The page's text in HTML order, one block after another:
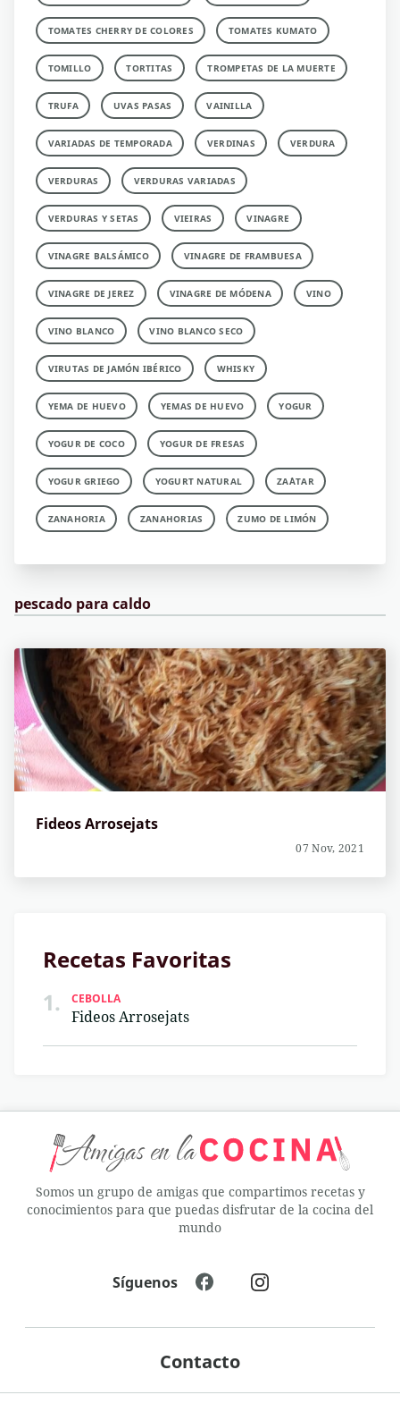
TOMATES CHERRY DE COLORES TOMATES KUMATO
TOMILLO TORTITAS TROMPETAS DE LA MUERTE
TRUFA UVAS PASAS VAINILLA
VARIADAS DE TEMPORADA VERDINAS VERDURA
VERDURAS VERDURAS VARIADAS
VERDURAS Y SETAS VIEIRAS VINAGRE
VINAGRE BALSÁMICO VINAGRE DE FRAMBUESA
VINAGRE DE JEREZ VINAGRE DE MÓDENA VINO
VINO BLANCO VINO BLANCO SECO
VIRUTAS DE JAMÓN IBÉRICO WHISKY
YEMA DE HUEVO YEMAS DE HUEVO YOGUR
YOGUR DE COCO YOGUR DE FRESAS
YOGUR GRIEGO YOGURT NATURAL ZA´ATAR
ZANAHORIA ZANAHORIAS ZUMO DE LIMÓN
pescado para caldo
Fideos Arrosejats
07 Nov, 2021
Recetas Favoritas
1.
CEBOLLA
Fideos Arrosejats
Somos un grupo de amigas que compartimos recetas y
conocimientos para que puedas disfrutar de la cocina del
mundo
Contacto
Síguenos